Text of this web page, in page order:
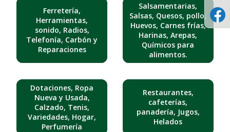
Ferretería,
Herramientas,
sonido, Radios,
Telefonía, Carbón y
Reparaciones
Salsamentarias,
Salsas, Quesos, pollo,
Huevos, Carnes frías,
Harinas, Arepas,
Químicos para
alimentos.
Dotaciones, Ropa
Nueva y Usada,
Calzado, Tenis,
Variedades, Hogar,
Perfumería
Restaurantes,
cafeterías,
panadería, Jugos,
Helados